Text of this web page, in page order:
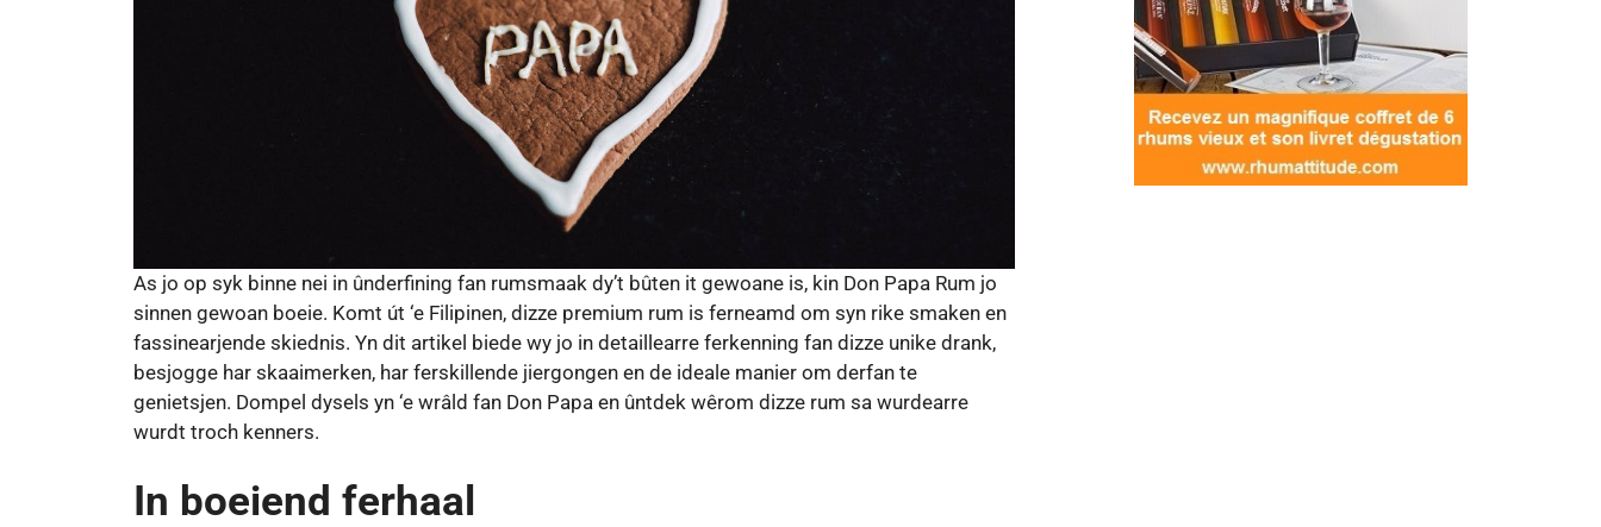
As jo ​​​​op syk binne nei in ûnderfining fan rumsmaak dy’t bûten it gewoane is, kin Don Papa Rum jo
sinnen gewoan boeie. Komt út ‘e Filipinen, dizze premium rum is ferneamd om syn rike smaken en
fassinearjende skiednis. Yn dit artikel biede wy jo in detaillearre ferkenning fan dizze unike drank,
besjogge har skaaimerken, har ferskillende jiergongen en de ideale manier om derfan te
genietsjen. Dompel dysels yn ‘e wrâld fan Don Papa en ûntdek wêrom dizze rum sa wurdearre
wurdt troch kenners.
In boeiend ferhaal